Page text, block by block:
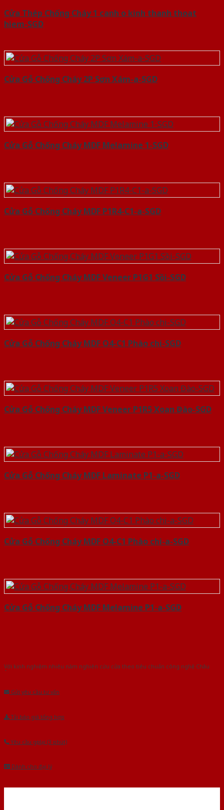
Cửa Thép Chống Cháy 1 canh o kinh thanh thoat
hiem-SGD
Cửa Gỗ Chống Cháy 2P Sơn Xám-a-SGD
Cửa Gỗ Chống Cháy MDF Melamine 1-SGD
Cửa Gỗ Chống Cháy MDF P1R4-C1-a-SGD
Cửa Gỗ Chống Cháy MDF Veneer P1G1 Sồi-SGD
Cửa Gỗ Chống Cháy MDF O4-C1 Phào chi-SGD
Cửa Gỗ Chống Cháy MDF Veneer P1R5 Xoan Đào-SGD
Cửa Gỗ Chống Cháy MDF Laminate P1-a-SGD
Cửa Gỗ Chống Cháy MDF O4-C1 Phào chi-a-SGD
Cửa Gỗ Chống Cháy MDF Melamine P1-a-SGD
Với kinh nghiệm nhiêu năm nghiên cứu cửa theo tiêu chuẩn công nghệ Châu
Gửi yêu cầu tư vấn
Tải báo giá tổng hợp
Yêu cầu gọi lại (3 phút)
Dành cho đại lý